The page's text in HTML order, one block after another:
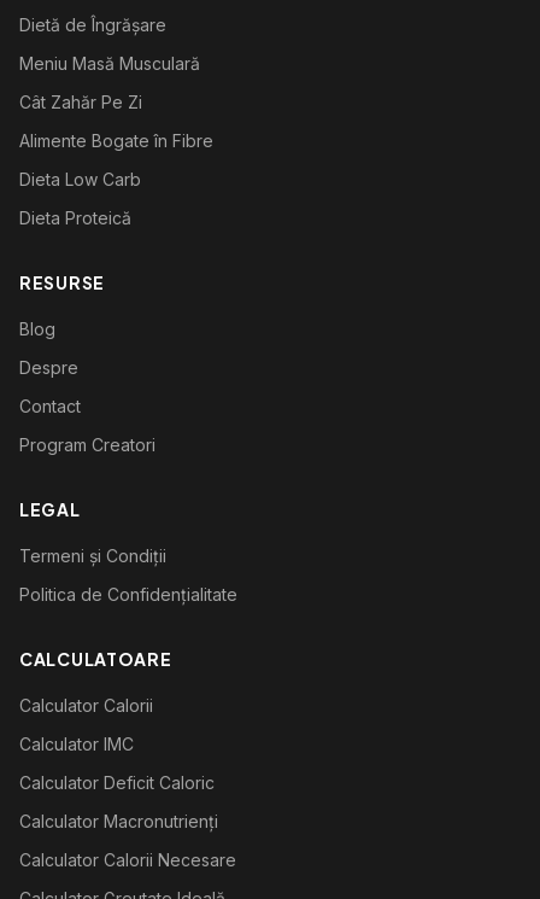
Dietă de Îngrășare
Meniu Masă Musculară
Cât Zahăr Pe Zi
Alimente Bogate în Fibre
Dieta Low Carb
Dieta Proteică
RESURSE
Blog
Despre
Contact
Program Creatori
LEGAL
Termeni și Condiții
Politica de Confidențialitate
CALCULATOARE
Calculator Calorii
Calculator IMC
Calculator Deficit Caloric
Calculator Macronutrienți
Calculator Calorii Necesare